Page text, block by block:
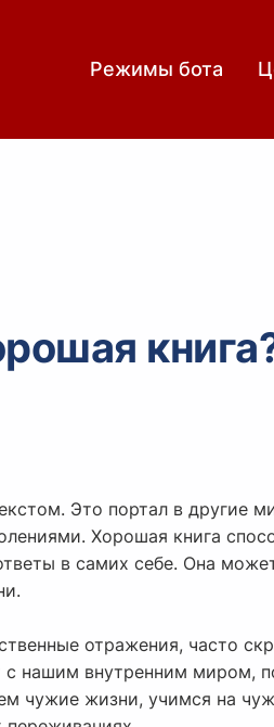
Режимы бота
Это портал в другие
Хорошая книга
в самих себе. Она
отражения, часто
нашим внутренним миром,
чужие жизни, учимся на